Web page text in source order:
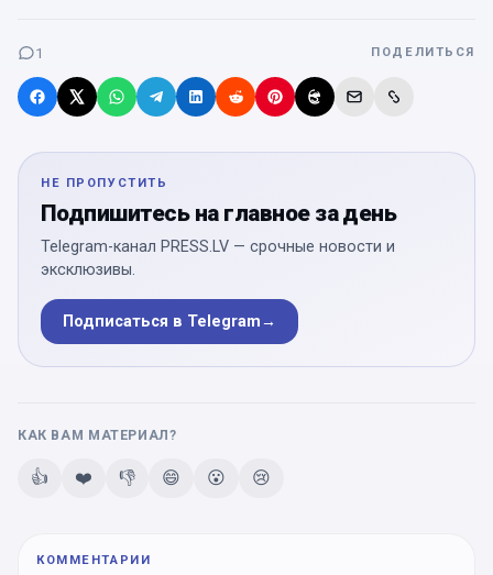
1 ПОДЕЛИТЬСЯ
НЕ ПРОПУСТИТЬ
Подпишитесь на главное за день
Telegram-канал PRESS.LV — срочные новости и
эксклюзивы.
Подписаться в Telegram→
КАК ВАМ МАТЕРИАЛ?
👍 ❤️ 👎 😄 😮 😢
КОММЕНТАРИИ